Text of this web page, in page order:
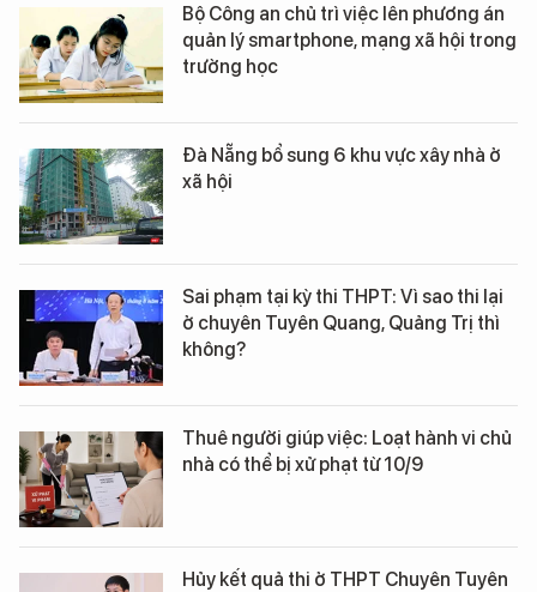
Bộ Công an chủ trì việc lên phương án
quản lý smartphone, mạng xã hội trong
trường học
Đà Nẵng bổ sung 6 khu vực xây nhà ở
xã hội
Sai phạm tại kỳ thi THPT: Vì sao thi lại
ở chuyên Tuyên Quang, Quảng Trị thì
không?
Thuê người giúp việc: Loạt hành vi chủ
nhà có thể bị xử phạt từ 10/9
Hủy kết quả thi ở THPT Chuyên Tuyên